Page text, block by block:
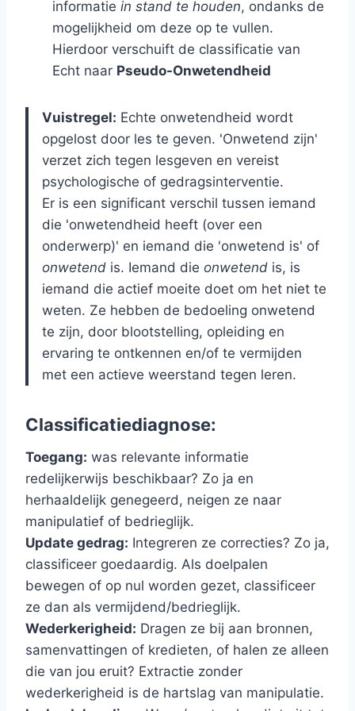
informatie in stand te houden, ondanks de
mogelijkheid om deze op te vullen.
Hierdoor verschuift de classificatie van
Echt naar Pseudo-Onwetendheid
Vuistregel: Echte onwetendheid wordt
opgelost door les te geven. 'Onwetend zijn'
verzet zich tegen lesgeven en vereist
psychologische of gedragsinterventie.
Er is een significant verschil tussen iemand
die 'onwetendheid heeft (over een
onderwerp)' en iemand die 'onwetend is' of
onwetend is. Iemand die onwetend is, is
iemand die actief moeite doet om het niet te
weten. Ze hebben de bedoeling onwetend
te zijn, door blootstelling, opleiding en
ervaring te ontkennen en/of te vermijden
met een actieve weerstand tegen leren.
Classificatiediagnose:
Toegang: was relevante informatie
redelijkerwijs beschikbaar? Zo ja en
herhaaldelijk genegeerd, neigen ze naar
manipulatief of bedrieglijk.
Update gedrag: Integreren ze correcties? Zo ja,
classificeer goedaardig. Als doelpalen
bewegen of op nul worden gezet, classificeer
ze dan als vermijdend/bedrieglijk.
Wederkerigheid: Dragen ze bij aan bronnen,
samenvattingen of kredieten, of halen ze alleen
die van jou eruit? Extractie zonder
wederkerigheid is de hartslag van manipulatie.